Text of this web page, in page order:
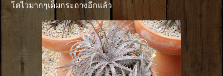
โตไวมากๆเต็มกระถางอีกแล้ว